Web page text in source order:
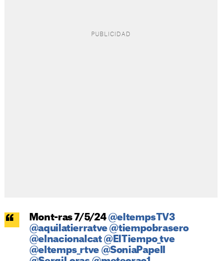
Mont-ras 7/5/24 @eltempsTV3
@aquilatierratve @tiempobrasero
@elnacionalcat @ElTiempo_tve
@eltemps_rtve @SoniaPapell